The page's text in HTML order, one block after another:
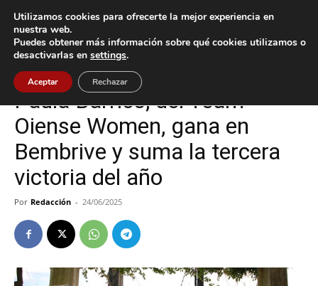
Inicio Deportes
Deportes Oia
Paula Barrios, del Team
Oiense Women, gana en
Bembrive y suma la tercera
victoria del año
Por Redacción - 24/06/2025
Utilizamos cookies para ofrecerte la mejor experiencia en
nuestra web.
Puedes obtener más información sobre qué cookies utilizamos o
desactivarlas en settings.
Aceptar Rechazar